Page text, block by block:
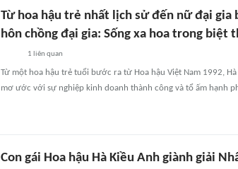
Từ hoa hậu trẻ nhất lịch sử đến nữ đại gia
hôn chồng đại gia: Sống xa hoa trong biệt
1 liên quan
Từ một hoa hậu trẻ tuổi bước ra từ Hoa hậu Việt Nam 1992,
mơ ước với sự nghiệp kinh doanh thành công và tổ ấm hạnh
Con gái Hoa hậu Hà Kiều Anh giành giải